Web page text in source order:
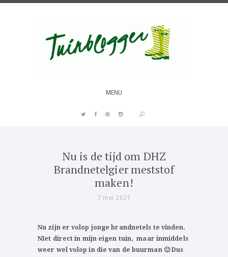
MENU
Nu is de tijd om DHZ
Brandnetelgier meststof
maken!
7 mei 2021
Nu zijn er volop jonge brandnetels te vinden.
NIet direct in mijn eigen tuin, maar inmiddels
weer wel volop in die van de buurman 🙂 Dus